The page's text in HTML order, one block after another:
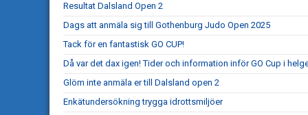
Resultat Dalsland Open 2
Dags att anmäla sig till Gothenburg Judo Open 2025
Tack för en fantastisk GO CUP!
Då var det dax igen! Tider och information inför GO Cup i
Glöm inte anmäla er till Dalsland open 2
Enkätundersökning trygga idrottsmiljöer